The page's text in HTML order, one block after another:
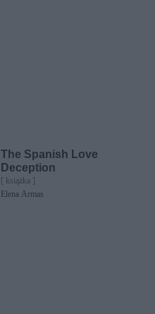
The Spanish Love
Deception
[ książka ]
Elena Armas